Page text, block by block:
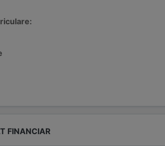
FINANCIAR